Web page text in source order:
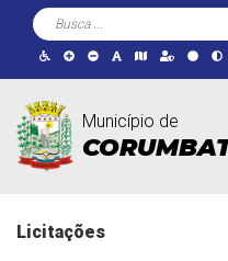
Município de
Licitações